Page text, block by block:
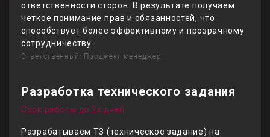
ответственности сторон. В результате получаем
четкое понимание прав и обязанностей, что
способствует более эффективному и прозрачному
сотрудничеству.
Ответственный: Проджект менеджер
Разработка технического задания
Срок работы до 2х дней
Разрабатываем ТЗ (техническое задание) на